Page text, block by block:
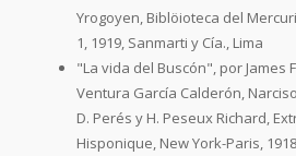
Yrogoyen, Biblöioteca del
1, 1919, Sanmarti y Cía., Lima
"La vida del Buscón", por James
Ventura García Calderón,
D. Perés y H. Peseux Richard,
Hisponique, New York-Paris, 1918